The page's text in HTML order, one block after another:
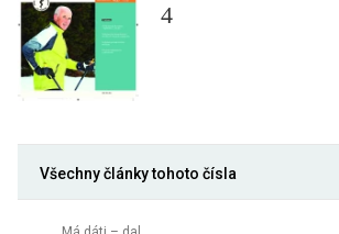
4
Všechny články tohoto čísla